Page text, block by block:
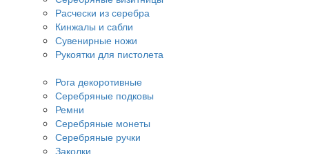
Расчески из серебра
Кинжалы и сабли
Сувенирные ножи
Рукоятки для пистолета
Рога декоротивные
Серебряные подковы
Ремни
Серебряные монеты
Серебряные ручки
Заколки